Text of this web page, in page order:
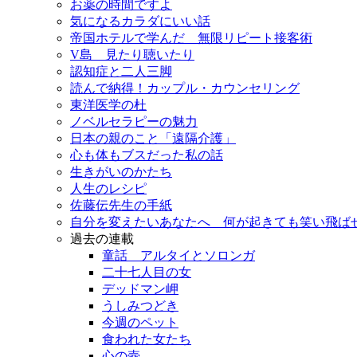
お薬の時間ですよ
気になるカラダにいい話
帝国ホテルで学んだ 無限リピート接客術
V島 見たり聴いたり
認知症と二人三脚
読んで納得！カップル・カウンセリング
東洋医学の杜
ノベルセラピーの魅力
日本の親のこと「遠隔介護」
心も体もブスだった私の話
生きがいのかたち
人生のレシピ
佐藤伝先生の手紙
自分を変えたいあなたへ 何が起きても笑い飛ば
過去の連載
童話 アルタイとソロンガ
二十七人目の女
デッドマン岬
うしみつどき
今週のペット
食われた女たち